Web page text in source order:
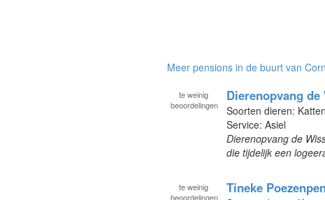
Meer pensions in de buurt van
te weinig
beoordelingen
Dierenopvang de
Soorten dieren: Katten
Service: Asiel
Dierenopvang de
die tijdelijk een
te weinig
beoordelingen
Tineke